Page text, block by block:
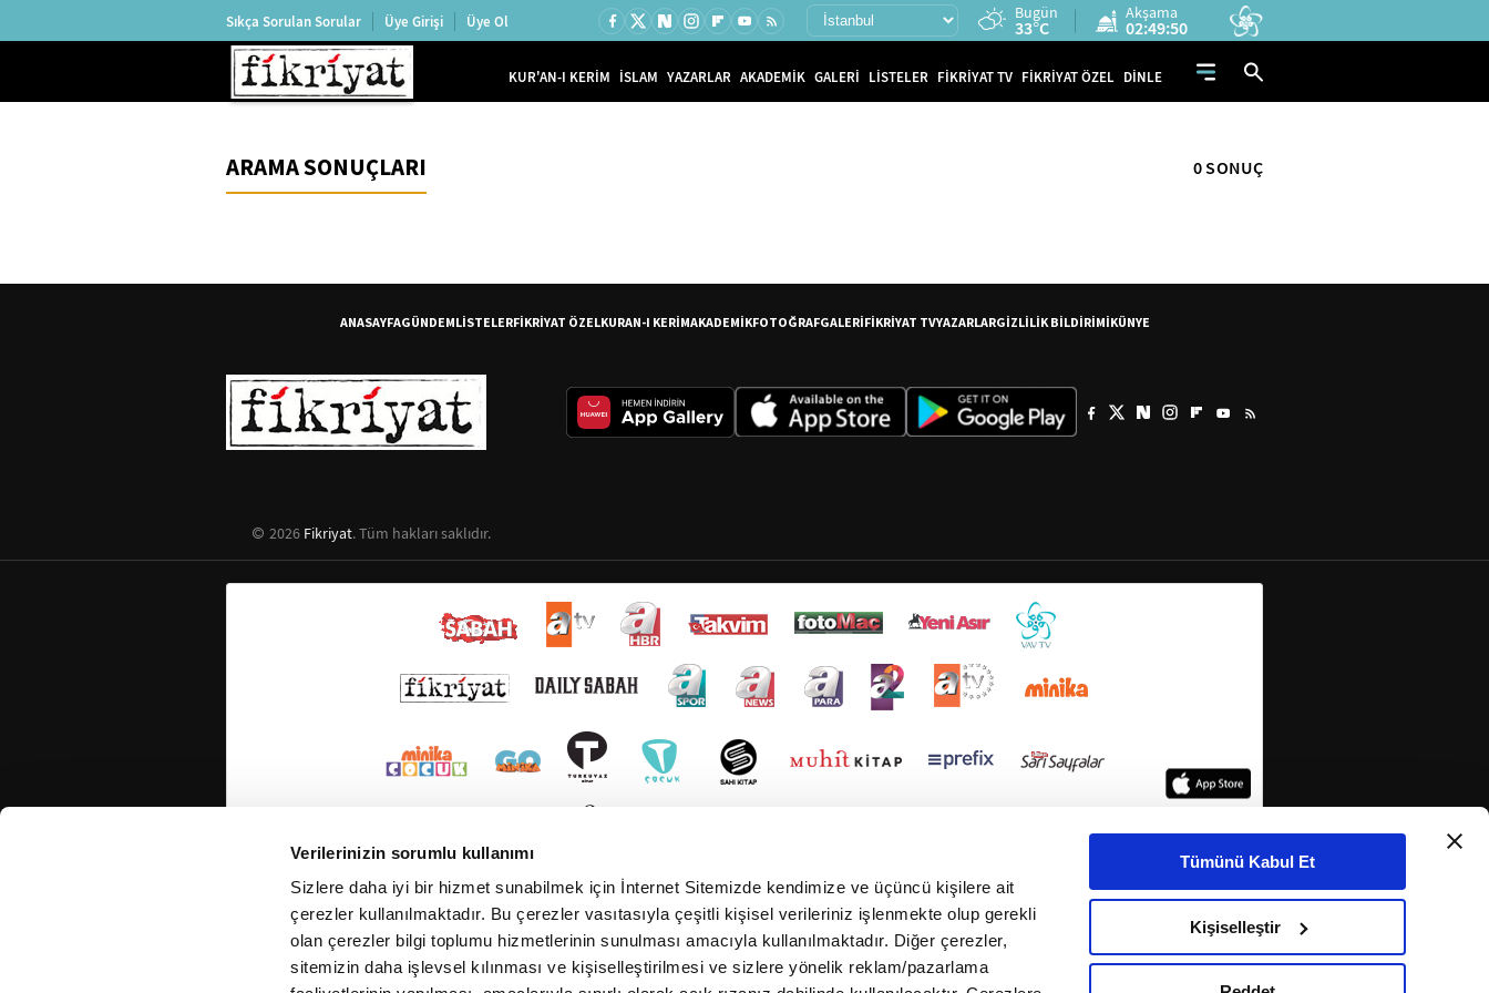
Verilerinizin sorumlu kullanımı
Sizlere daha iyi bir hizmet sunabilmek için İnternet Sitemizde kendimize ve üçüncü kişilere ait
çerezler kullanılmaktadır. Bu çerezler vasıtasıyla çeşitli kişisel verileriniz işlenmekte olup gerekli
olan çerezler bilgi toplumu hizmetlerinin sunulması amacıyla kullanılmaktadır. Diğer çerezler,
sitemizin daha işlevsel kılınması ve kişiselleştirilmesi ve sizlere yönelik reklam/pazarlama
Tümünü Kabul Et
Kişiselleştir
Sıkça Sorulan Sorular Üye Girişi Üye Ol Bugün
33°C
Akşama
02:49:50
KUR'AN-I KERİM İSLAM YAZARLAR AKADEMİK GALERİ LİSTELER FİKRİYAT TV FİKRİYAT ÖZEL DİNLE
ARAMA SONUÇLARI 0 SONUÇ
ANASAYFAGÜNDEMLİSTELERFİKRİYAT ÖZELKURAN-I KERİMAKADEMİKFOTOĞRAFGALERİFİKRİYAT TVYAZARLARGİZLİLİK BİLDİRİMİKÜNYE
2026 Fikriyat. Tüm hakları saklıdır.